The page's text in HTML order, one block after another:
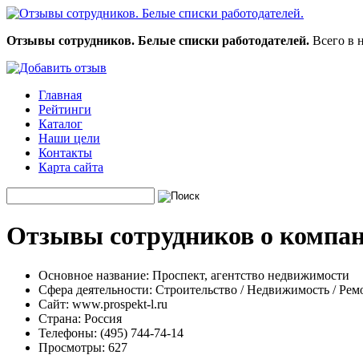
Отзывы сотрудников. Белые списки работодателей. Всего в
Главная
Рейтинги
Каталог
Наши цели
Контакты
Карта сайта
Отзывы сотрудников о
Основное название: Проспект, агентство недвижимости
Сфера деятельности: Строительство / Недвижимость /
Сайт: www.prospekt-l.ru
Страна: Россия
Телефоны: (495) 744-74-14
Просмотры: 627